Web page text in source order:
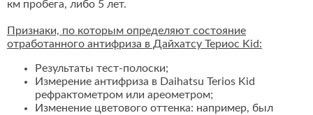
км пробега, либо 5 лет.
Признаки, по которым определяют состояние
отработанного антифриза в Дайхатсу Териос Kid:
Результаты тест-полоски;
Измерение антифриза в Daihatsu Terios Kid
рефрактометром или ареометром;
Изменение цветового оттенка: например, был